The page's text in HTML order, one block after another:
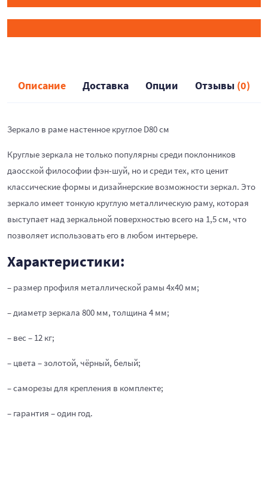
Описание Доставка Опции Отзывы (0)
Зеркало в раме настенное круглое D80 см
Круглые зеркала не только популярны среди поклонников
даосской философии фэн-шуй, но и среди тех, кто ценит
классические формы и дизайнерские возможности зеркал. Это
зеркало имеет тонкую круглую металлическую раму, которая
выступает над зеркальной поверхностью всего на 1,5 см, что
позволяет использовать его в любом интерьере.
Характеристики:
– размер профиля металлической рамы 4х40 мм;
– диаметр зеркала 800 мм, толщина 4 мм;
– вес – 12 кг;
– цвета – золотой, чёрный, белый;
– саморезы для крепления в комплекте;
– гарантия – один год.